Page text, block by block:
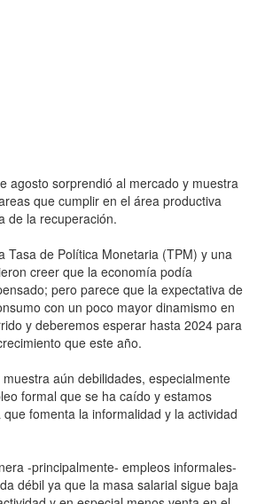
agosto sorprendió al mercado y muestra
que cumplir en el área productiva
de la recuperación.
Tasa de Política Monetaria (TPM) y una
creer que la economía podía
pero parece que la expectativa de
con un poco mayor dinamismo en
y deberemos esperar hasta 2024 para
que este año.
aún debilidades, especialmente
formal que se ha caído y estamos
fomenta la informalidad y la actividad
-principalmente- empleos informales-
débil ya que la masa salarial sigue baja